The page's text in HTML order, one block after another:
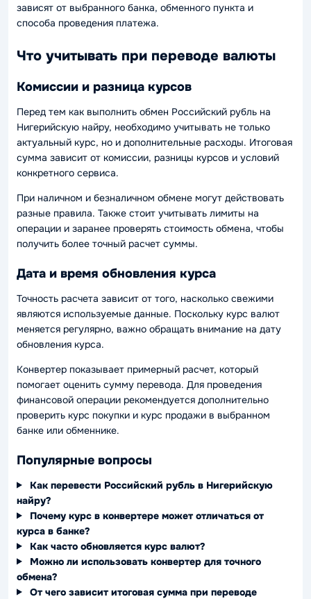
зависят от выбранного банка, обменного пункта и
способа проведения платежа.
Что учитывать при переводе валюты
Комиссии и разница курсов
Перед тем как выполнить обмен Российский рубль на
Нигерийскую найру, необходимо учитывать не только
актуальный курс, но и дополнительные расходы. Итоговая
сумма зависит от комиссии, разницы курсов и условий
конкретного сервиса.
При наличном и безналичном обмене могут действовать
разные правила. Также стоит учитывать лимиты на
операции и заранее проверять стоимость обмена, чтобы
получить более точный расчет суммы.
Дата и время обновления курса
Точность расчета зависит от того, насколько свежими
являются используемые данные. Поскольку курс валют
меняется регулярно, важно обращать внимание на дату
обновления курса.
Конвертер показывает примерный расчет, который
помогает оценить сумму перевода. Для проведения
финансовой операции рекомендуется дополнительно
проверить курс покупки и курс продажи в выбранном
банке или обменнике.
Популярные вопросы
Как перевести Российский рубль в Нигерийскую
найру?
Почему курс в конвертере может отличаться от
курса в банке?
Как часто обновляется курс валют?
Можно ли использовать конвертер для точного
обмена?
От чего зависит итоговая сумма при переводе